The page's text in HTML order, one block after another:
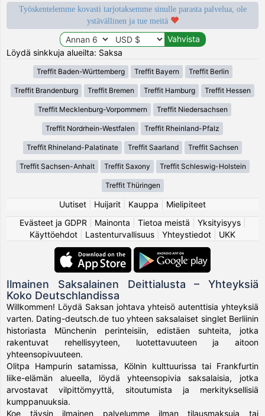
Työskentelemme kovasti tarjotaksemme sinulle parasta palvelua, ole
ystävällinen ja tue meitä
Löydä sinkkuja alueilta: Saksa
Treffit Baden-Württemberg Treffit Bayern Treffit Berlin
Treffit Brandenburg Treffit Bremen Treffit Hamburg Treffit Hessen
Treffit Mecklenburg-Vorpommern Treffit Niedersachsen
Treffit Nordrhein-Westfalen Treffit Rheinland-Pfalz
Treffit Rhineland-Palatinate Treffit Saarland Treffit Sachsen
Treffit Sachsen-Anhalt Treffit Saxony Treffit Schleswig-Holstein
Treffit Thüringen
Uutiset Huijarit Kauppa
Mielipiteet
Evästeet ja GDPR
Mainonta Tietoa meistä Yksityisyys|
Käyttöehdot
Lastenturvallisuus Yhteystiedot UKK
Ilmainen Saksalainen Deittialusta – Yhteyksiä
Koko Deutschlandissa
Willkommen! Löydä Saksan johtava yhteisö autenttisia yhteyksiä
varten. Dating-deutsch.de tuo yhteen saksalaiset singlet Berliinin
historiasta Münchenin perinteisiin, edistäen suhteita, jotka
rakentuvat rehellisyyteen, luotettavuuteen ja aitoon
yhteensopivuuteen.
Olitpa Hampurin satamissa, Kölnin kulttuurissa tai Frankfurtin
liike-elämän alueella, löydä yhteensopivia saksalaisia, jotka
arvostavat vilpittömyyttä, sitoutumista ja merkityksellisiä
kumppanuuksia.
Koe täysin ilmainen palvelumme ilman tilausmaksuja tai